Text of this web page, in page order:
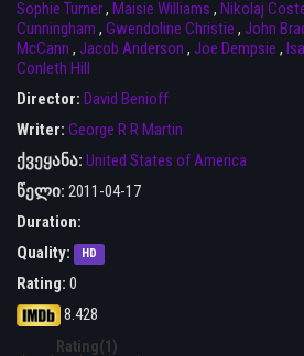
Sophie Turner, Maisie Williams , Nikolaj
Cunningham , Gwendoline Christie , John
McCann , Jacob Anderson , Joe Dempsie ,
Conleth Hill
Director: David Benioff
Writer: George R R Martin
ქვეყანა: United States of America
წელი: 2011-04-17
Duration:
Quality:
HD
Rating: 0
8.428
Rating(1)